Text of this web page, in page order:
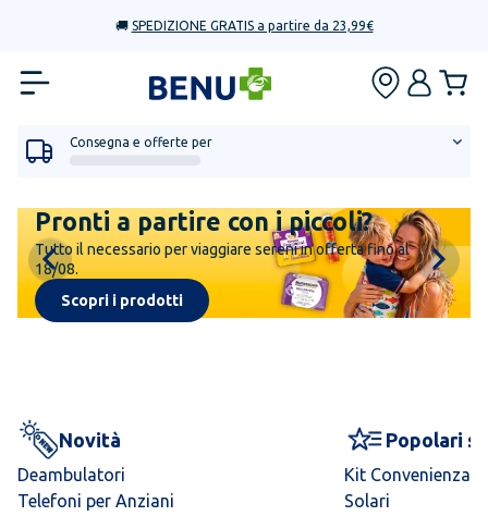
🚚 SPEDIZIONE GRATIS a partire da 23,99€
Consegna e offerte per
Pronti a partire con i piccoli?
Tutto il necessario per viaggiare sereni in offerta fino al
18/08.
Scopri i prodotti
Novità
Deambulatori
Telefoni per Anziani
Popolari
Kit Convenienza
Solari